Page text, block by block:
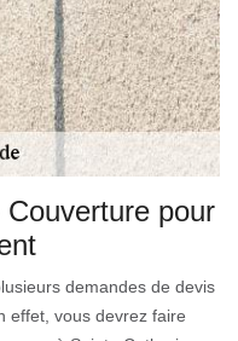
pour
demandes de devis
effet, vous devrez faire